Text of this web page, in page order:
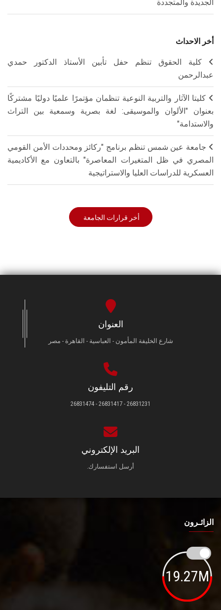
الجديدة والمتجددة
أخر الاحداث
كلية الحقوق تنظم حفل تأبين الأستاذ الدكتور حمدي
عبدالرحمن
كليتا الآثار والتربية النوعية تنظمان مؤتمرًا علميًا دوليًا مشتركًا
بعنوان "الألوان والموسيقى: لغة بصرية وسمعية بين التراث
والاستدامة"
جامعة عين شمس تنظم برنامج "ركائز ومحددات الأمن القومي
المصري في ظل المتغيرات المعاصرة" بالتعاون مع الأكاديمية
العسكرية للدراسات العليا والاستراتيجية
أخر قرارات الجامعة
العنوان
شارع الخليفة المأمون - العباسية - القاهرة - مصر
رقم التليفون
26831231 - 26831417 - 26831474
البريد الإلكتروني
أرسل استفسارك.
الزائـرون
19.27M